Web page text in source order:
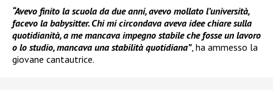
“Avevo finito la scuola da due anni, avevo mollato l’università,
facevo la babysitter. Chi mi circondava aveva idee chiare sulla
quotidianità, a me mancava impegno stabile che fosse un lavoro
o lo studio, mancava una stabilità quotidiana”, ha ammesso la
giovane cantautrice.